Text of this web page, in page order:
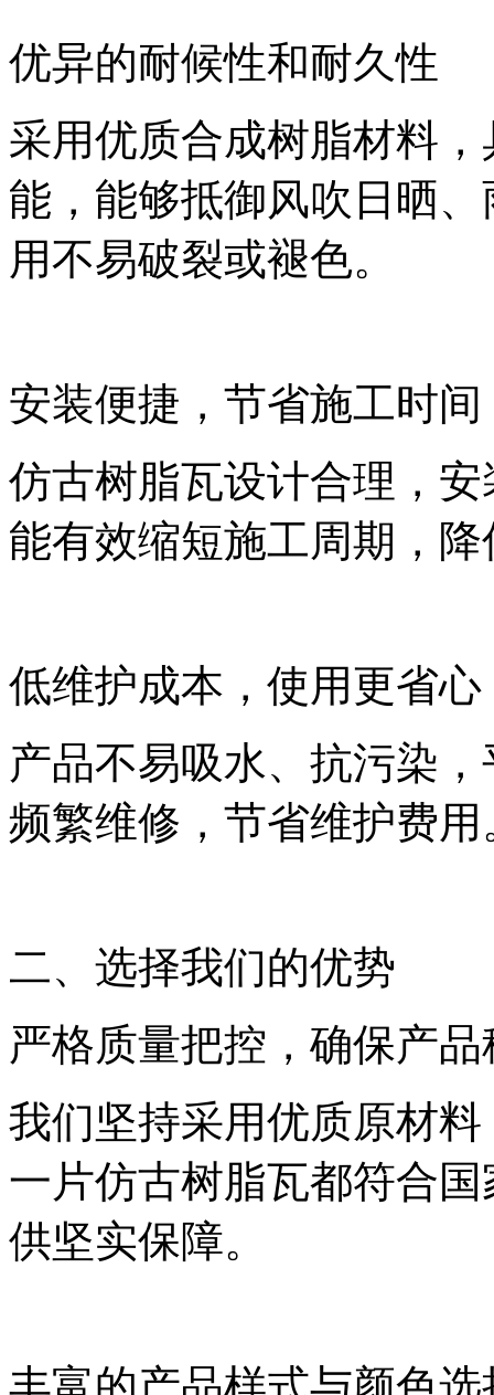
优异的耐候性和耐久性
采用优质合成树脂材料
能，能够抵御风吹日晒
用不易破裂或褪色。
安装便捷，节省施工时间
仿古树脂瓦设计合理，
能有效缩短施工周期，
低维护成本，使用更省心
产品不易吸水、抗污染
频繁维修，节省维护费用
二、选择我们的优势
严格质量把控，确保产
我们坚持采用优质原材
一片仿古树脂瓦都符合
供坚实保障。
丰富的产品样式与颜色选